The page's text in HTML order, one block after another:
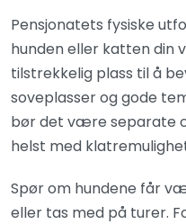
Pensjonatets fysiske
hunden eller katten din
tilstrekkelig plass til å
soveplasser og gode
bør det være separate
helst med
Spør om hundene får
eller tas med på turer.